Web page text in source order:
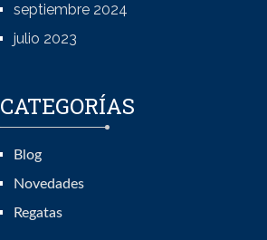
septiembre 2024
julio 2023
CATEGORÍAS
Blog
Novedades
Regatas